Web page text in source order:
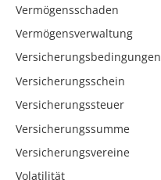
Vermögensschaden
Vermögensverwaltung
Versicherungsbedingungen
Versicherungsschein
Versicherungssteuer
Versicherungssumme
Versicherungsvereine
Volatilität